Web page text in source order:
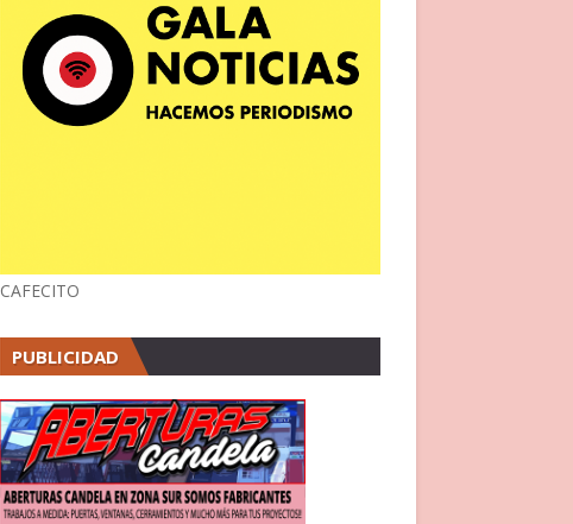
CAFECITO
PUBLICIDAD